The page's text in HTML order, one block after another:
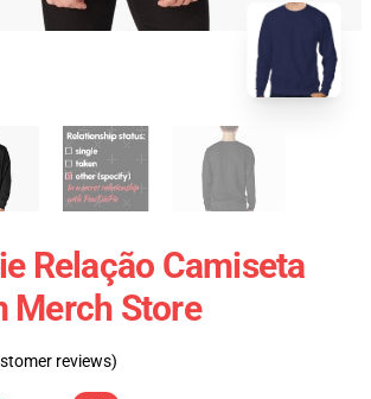
Relação Camiseta
Merch Store
reviews)